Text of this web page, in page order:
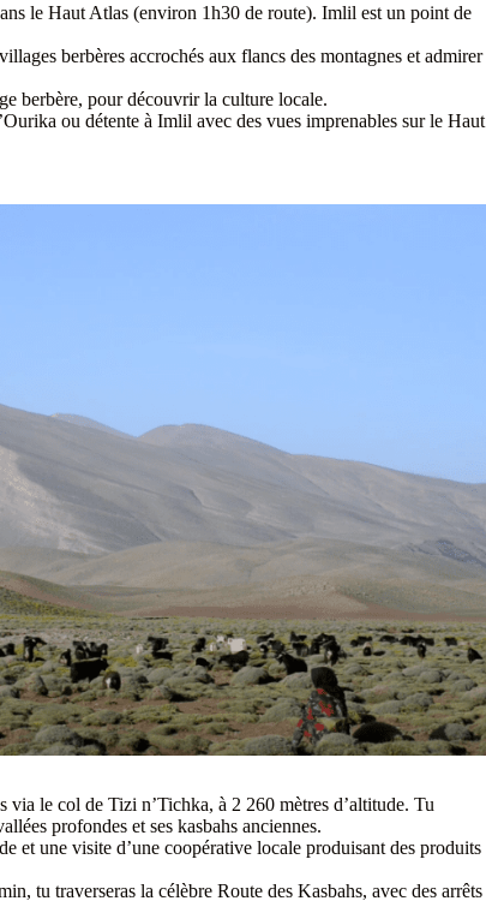
le Haut Atlas (environ 1h30 de route). Imlil est un point de
berbères accrochés aux flancs des montagnes et admirer
berbère, pour découvrir la culture locale.
ou détente à Imlil avec des vues imprenables sur le Haut
le col de Tizi n’Tichka, à 2 260 mètres d’altitude. Tu
profondes et ses kasbahs anciennes.
et une visite d’une coopérative locale produisant des produits
tu traverseras la célèbre Route des Kasbahs, avec des arrêts